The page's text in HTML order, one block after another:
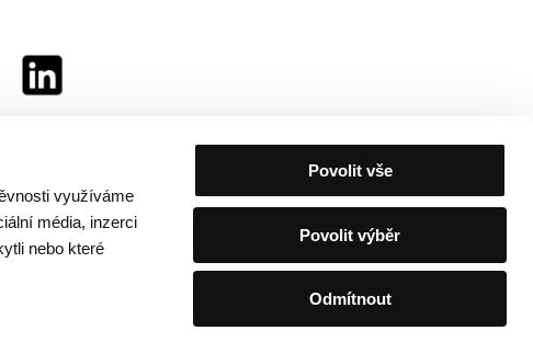
využíváme
média, inzerci
nebo které
Povolit vše
Povolit výběr
Odmítnout